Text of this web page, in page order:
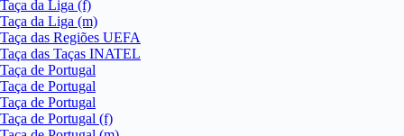
Taça da Liga (f)
Taça da Liga (m)
Taça das Regiões UEFA
Taça das Taças INATEL
Taça de Portugal
Taça de Portugal
Taça de Portugal
Taça de Portugal (f)